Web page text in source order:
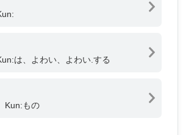
は、よわい、よわい.する
Kun:もの